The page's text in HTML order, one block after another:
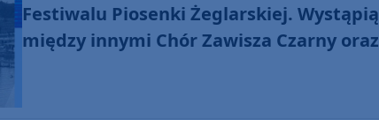
Festiwalu Piosenki Żeglarskiej. Wystąpią
między innymi Chór Zawisza Czarny oraz